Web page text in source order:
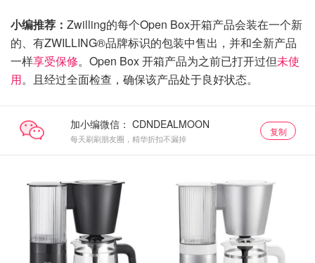
小编推荐： Zwilling的每个Open Box开箱产品会装在一个新
的、有ZWILLING®品牌标识的包装中售出，并和全新产品
一样享受保修。Open Box 开箱产品为之前已打开过但未使
用。且经过全面检查，确保该产品处于良好状态。
加小编微信：
每天刷刷朋友圈，精华折扣不漏掉
复制